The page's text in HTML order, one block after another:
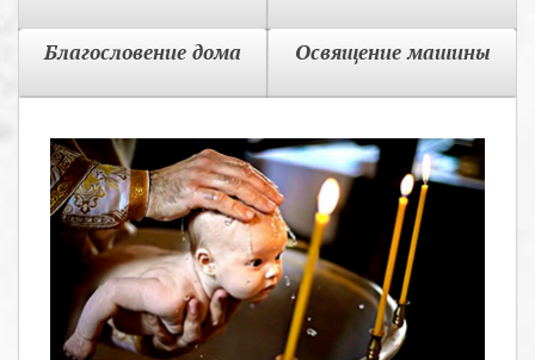
Благословение дома Освящение машины